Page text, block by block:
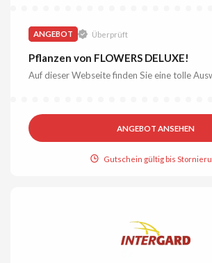
ANGEBOT Überprüft
Pflanzen von FLOWERS DELUXE!
Auf dieser Webseite finden Sie eine tolle
ANGEBOT ANSEHEN
Gutschein gültig bis